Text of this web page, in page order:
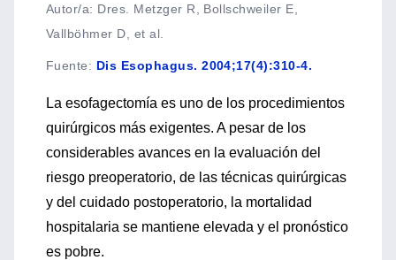
Autor/a: Dres. Metzger R, Bollschweiler E,
Vallböhmer D, et al.
Fuente: Dis Esophagus. 2004;17(4):310-4.
La esofagectomía es uno de los procedimientos
quirúrgicos más exigentes. A pesar de los
considerables avances en la evaluación del
riesgo preoperatorio, de las técnicas quirúrgicas
y del cuidado postoperatorio, la mortalidad
hospitalaria se mantiene elevada y el pronóstico
es pobre.